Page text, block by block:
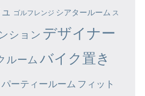
ゴルフレンジ シアタールーム ス
ション デザイナー
ルーム バイク置き
パーティールーム フィット